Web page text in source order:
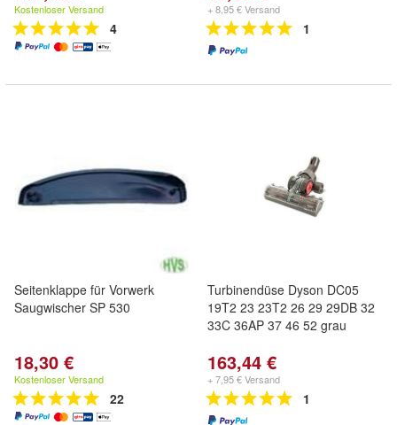
Kostenloser Versand
4
+ 8,95 € Versand
1
Seitenklappe für Vorwerk
Saugwischer SP 530
18,30 €
Kostenloser Versand
22
Turbinendüse Dyson DC05
19T2 23 23T2 26 29 29DB 32
33C 36AP 37 46 52 grau
163,44 €
+ 7,95 € Versand
1